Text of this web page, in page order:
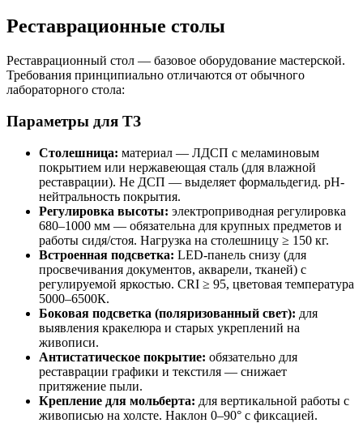
Реставрационные столы
Реставрационный стол — базовое оборудование мастерской.
Требования принципиально отличаются от обычного
лабораторного стола:
Параметры для ТЗ
Столешница: материал — ЛДСП с меламиновым
покрытием или нержавеющая сталь (для влажной
реставрации). Не ДСП — выделяет формальдегид. pH-
нейтральность покрытия.
Регулировка высоты: электроприводная регулировка
680–1000 мм — обязательна для крупных предметов и
работы сидя/стоя. Нагрузка на столешницу ≥ 150 кг.
Встроенная подсветка: LED-панель снизу (для
просвечивания документов, акварели, тканей) с
регулируемой яркостью. CRI ≥ 95, цветовая температура
5000–6500К.
Боковая подсветка (поляризованный свет): для
выявления кракелюра и старых укреплений на
живописи.
Антистатическое покрытие: обязательно для
реставрации графики и текстиля — снижает
притяжение пыли.
Крепление для мольберта: для вертикальной работы с
живописью на холсте. Наклон 0–90° с фиксацией.